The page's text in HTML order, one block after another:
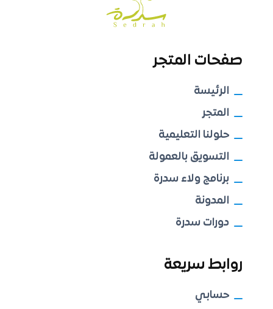
صفحات المتجر
الرئيسة
المتجر
حلولنا التعليمية
التسويق بالعمولة
برنامج ولاء سدرة
المدونة
دورات سدرة
روابط سريعة
حسابي